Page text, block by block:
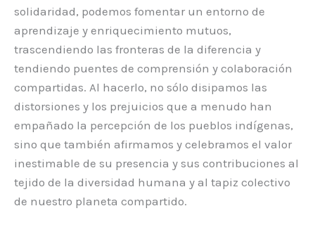
solidaridad, podemos fomentar un entorno de
aprendizaje y enriquecimiento mutuos,
trascendiendo las fronteras de la diferencia y
tendiendo puentes de comprensión y colaboración
compartidas. Al hacerlo, no sólo disipamos las
distorsiones y los prejuicios que a menudo han
empañado la percepción de los pueblos indígenas,
sino que también afirmamos y celebramos el valor
inestimable de su presencia y sus contribuciones al
tejido de la diversidad humana y al tapiz colectivo
de nuestro planeta compartido.